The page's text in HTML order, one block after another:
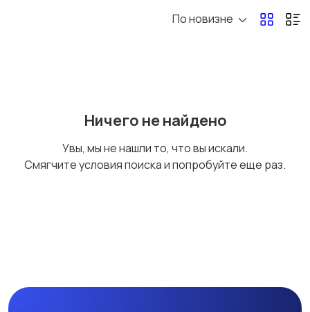
Музыкальные центры
портативное аудио
По новизне
Ничего не найдено
Увы, мы не нашли то, что вы искали.
Смягчите условия поиска и попробуйте еще раз.